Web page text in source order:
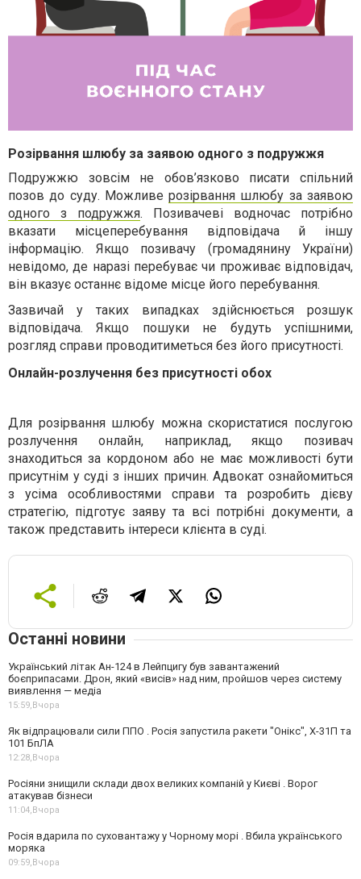
Розірвання шлюбу за заявою одного з подружжя
Подружжю зовсім не обов’язково писати спільний
позов до суду. Можливерозірвання шлюбу за заявою
одного з подружжя. Позивачеві водночас потрібно
вказати місцеперебування відповідача й іншу
інформацію. Якщо позивачу (громадянину України)
невідомо, де наразі перебуває чи проживає відповідач,
він вказує останнє відоме місце його перебування.
Зазвичай у таких випадках здійснюється розшук
відповідача. Якщо пошуки не будуть успішними,
розгляд справи проводитиметься без його присутності.
Онлайн-розлучення без присутності обох
Для розірвання шлюбу можна скористатися послугою
розлучення онлайн, наприклад, якщо позивач
знаходиться за кордоном або не має можливості бути
присутнім у суді з інших причин. Адвокат ознайомиться
з усіма особливостями справи та розробить дієву
стратегію, підготує заяву та всі потрібні документи, а
також представить інтереси клієнта в суді.
Останні новини
Український літак Ан-124 в Лейпцигу був завантажений
боєприпасами. Дрон, який «висів» над ним, пройшов через систему
виявлення — медіа
15:59,Вчора
Як відпрацювали сили ППО . Росія запустила ракети "Онікс", Х-31П та
101 БпЛА
12:28,Вчора
Росіяни знищили склади двох великих компаній у Києві . Ворог
атакував бізнеси
11:04,Вчора
Росія вдарила по суховантажу у Чорному морі . Вбила українського
моряка
09:59,Вчора